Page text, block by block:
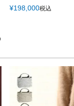
¥198,000税込